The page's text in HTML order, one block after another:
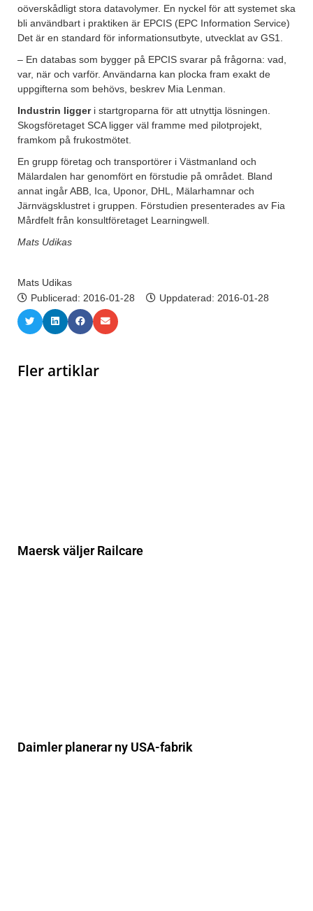
oöverskådligt stora datavolymer. En nyckel för att systemet ska
bli användbart i praktiken är EPCIS (EPC Information Service)
Det är en standard för informationsutbyte, utvecklat av GS1.
– En databas som bygger på EPCIS svarar på frågorna: vad,
var, när och varför. Användarna kan plocka fram exakt de
uppgifterna som behövs, beskrev Mia Lenman.
Industrin liggeri startgroparna för att utnyttja lösningen.
Skogsföretaget SCA ligger väl framme med pilotprojekt,
framkom på frukostmötet.
En grupp företag och transportörer i Västmanland och
Mälardalen har genomfört en förstudie på området. Bland
annat ingår ABB, Ica, Uponor, DHL, Mälarhamnar och
Järnvägsklustret i gruppen. Förstudien presenterades av Fia
Mårdfelt från konsultföretaget Learningwell.
Mats Udikas
Mats Udikas
Publicerad: 2016-01-28 Uppdaterad: 2016-01-28
Fler artiklar
Maersk väljer Railcare
Daimler planerar ny USA-fabrik